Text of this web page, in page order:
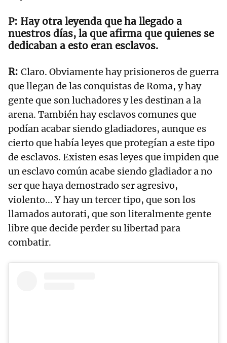
Hay otra leyenda que ha llegado a
nuestros días, la que afirma que quienes se
dedicaban a esto eran esclavos.
Claro. Obviamente hay prisioneros de guerra
que llegan de las conquistas de Roma, y hay
gente que son luchadores y les destinan a la
arena. También hay esclavos comunes que
podían acabar siendo gladiadores, aunque es
cierto que había leyes que protegían a este tipo
de esclavos. Existen esas leyes que impiden que
un esclavo común acabe siendo gladiador a no
ser que haya demostrado ser agresivo,
violento... Y hay un tercer tipo, que son los
llamados autorati, que son literalmente gente
libre que decide perder su libertad para
combatir.